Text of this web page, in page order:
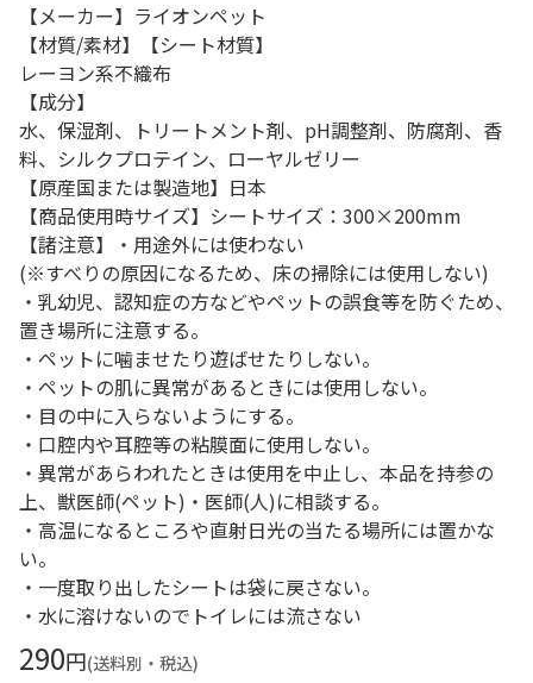
【メーカー】ライオンペット
【材質/素材】【シート材質】
レーヨン系不織布
【成分】
水、保湿剤、トリートメント剤、pH調整剤、防腐剤、香
料、シルクプロテイン、ローヤルゼリー
【原産国または製造地】日本
【商品使用時サイズ】シートサイズ：300×200mm
【諸注意】・用途外には使わない
(※すべりの原因になるため、床の掃除には使用しない)
・乳幼児、認知症の方などやペットの誤食等を防ぐため、
置き場所に注意する。
・ペットに噛ませたり遊ばせたりしない。
・ペットの肌に異常があるときには使用しない。
・目の中に入らないようにする。
・口腔内や耳腔等の粘膜面に使用しない。
・異常があらわれたときは使用を中止し、本品を持参の
上、獣医師(ペット)・医師(人)に相談する。
・高温になるところや直射日光の当たる場所には置かな
い。
・一度取り出したシートは袋に戻さない。
・水に溶けないのでトイレには流さない
290円(送料別・税込)